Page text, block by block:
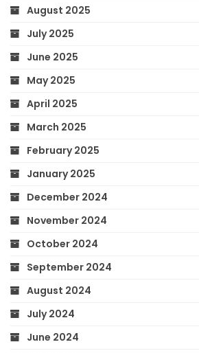
August 2025
July 2025
June 2025
May 2025
April 2025
March 2025
February 2025
January 2025
December 2024
November 2024
October 2024
September 2024
August 2024
July 2024
June 2024